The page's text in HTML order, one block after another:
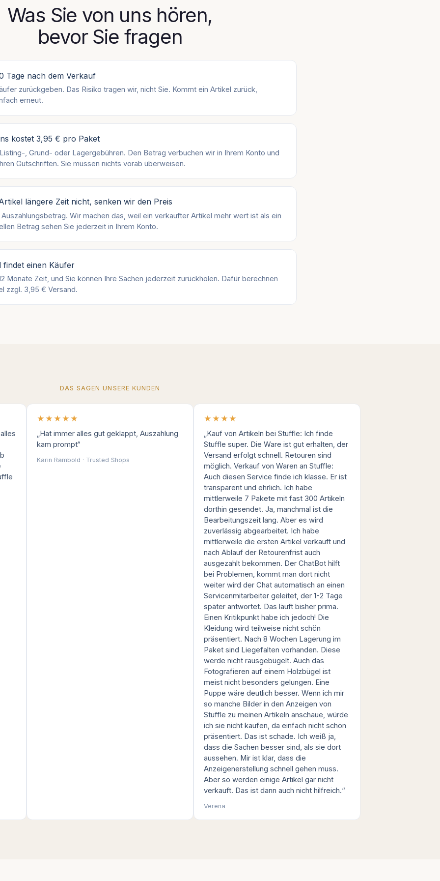
Was Sie von uns hören,
bevor Sie fragen
Tage nach dem Verkauf
zurückgeben. Das Risiko tragen wir, nicht Sie. Kommt ein Artikel zurück,
erneut.
kostet 3,95 € pro Paket
, Grund- oder Lagergebühren. Den Betrag verbuchen wir in Ihrem Konto und
Gutschriften. Sie müssen nichts vorab überweisen.
längere Zeit nicht, senken wir den Preis
Wir machen das, weil ein verkaufter Artikel mehr wert ist als ein
Betrag sehen Sie jederzeit in Ihrem Konto.
einen Käufer
Monate Zeit, und Sie können Ihre Sachen jederzeit zurückholen. Dafür berechnen
zzgl. 3,95 € Versand.
DAS SAGEN UNSERE KUNDEN
★★★★★
„Hat immer alles gut geklappt, Auszahlung
kam prompt“
Karin Rambold · Trusted Shops
★★★★
„Kauf von Artikeln bei Stuffle: Ich finde
Stuffle super. Die Ware ist gut erhalten, der
Versand erfolgt schnell. Retouren sind
möglich. Verkauf von Waren an Stuffle:
Auch diesen Service finde ich klasse. Er ist
transparent und ehrlich. Ich habe
mittlerweile 7 Pakete mit fast 300 Artikeln
dorthin gesendet. Ja, manchmal ist die
Bearbeitungszeit lang. Aber es wird
zuverlässig abgearbeitet. Ich habe
mittlerweile die ersten Artikel verkauft und
nach Ablauf der Retourenfrist auch
ausgezahlt bekommen. Der ChatBot hilft
bei Problemen, kommt man dort nicht
weiter wird der Chat automatisch an einen
Servicenmitarbeiter geleitet, der 1-2 Tage
später antwortet. Das läuft bisher prima.
Einen Kritikpunkt habe ich jedoch! Die
Kleidung wird teilweise nicht schön
präsentiert. Nach 8 Wochen Lagerung im
Paket sind Liegefalten vorhanden. Diese
werde nicht rausgebügelt. Auch das
Fotografieren auf einem Holzbügel ist
meist nicht besonders gelungen. Eine
Puppe wäre deutlich besser. Wenn ich mir
so manche Bilder in den Anzeigen von
Stuffle zu meinen Artikeln anschaue, würde
ich sie nicht kaufen, da einfach nicht schön
präsentiert. Das ist schade. Ich weiß ja,
dass die Sachen besser sind, als sie dort
aussehen. Mir ist klar, dass die
Anzeigenerstellung schnell gehen muss.
Aber so werden einige Artikel gar nicht
verkauft. Das ist dann auch nicht hilfreich.“
Verena